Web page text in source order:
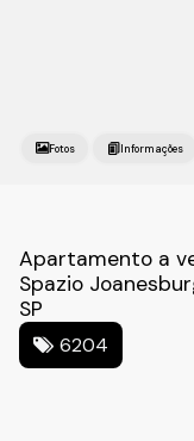
Fotos
Apartamento a
Spazio
SP
6204